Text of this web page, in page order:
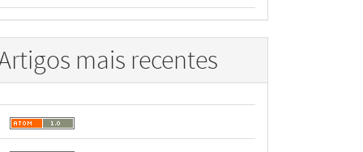
mais recentes